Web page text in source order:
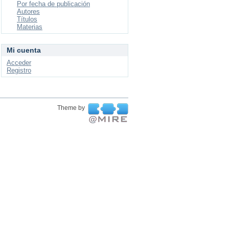
Por fecha de publicación
Autores
Títulos
Materias
Mi cuenta
Acceder
Registro
Theme by